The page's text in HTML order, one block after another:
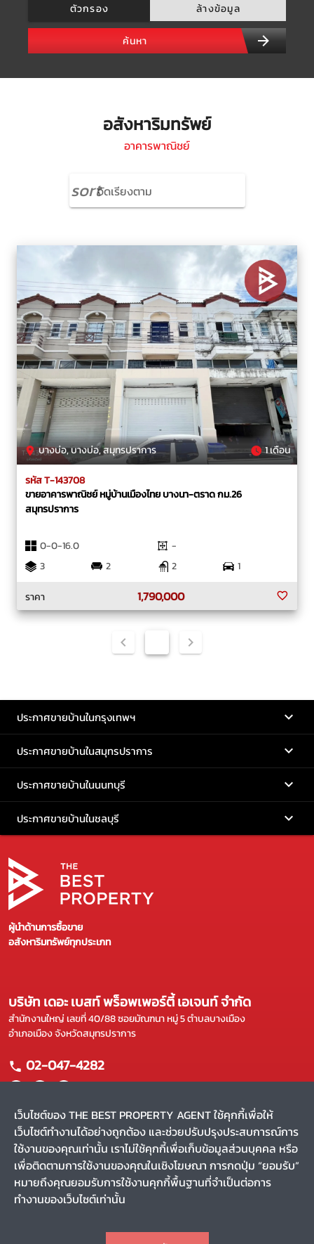
ตัวกรอง ล้างข้อมูล
ค้นหา
อสังหาริมทรัพย์
อาคารพาณิชย์
sortจัดเรียงตาม
บางบ่อ, บางบ่อ, สมุทรปราการ 1 เดือน
รหัส T-143708
ขายอาคารพาณิชย์ หมู่บ้านเมืองไทย บางนา-ตราด กม.26
สมุทรปราการ
0-0-16.0
-
3
2 2
1
ราคา
1,790,000
ประกาศขายบ้านในกรุงเทพฯ
ประกาศขายบ้านในสมุทรปราการ
ประกาศขายบ้านในนนทบุรี
ประกาศขายบ้านในชลบุรี
ผู้นำด้านการซื้อขาย
อสังหาริมทรัพย์ทุกประเภท
บริษัท เดอะ เบสท์ พร็อพเพอร์ตี้ เอเจนท์ จำกัด
สำนักงานใหญ่ เลขที่ 40/88 ซอยมัณฑนา หมู่ 5 ตำบลบางเมือง
อำเภอเมือง จังหวัดสมุทรปราการ
02-047-4282
แผนผังเว็บไซต์
หน้าหลัก
บริการของเรา
ขาย
ผลงานของเรา
เช่า
ค้นหาตัวแทน
เว็บไซต์ของ THE BEST PROPERTY AGENT ใช้คุกกี้เพื่อให้
เว็บไซต์ทำงานได้อย่างถูกต้อง และช่วยปรับปรุงประสบการณ์การ
ใช้งานของคุณเท่านั้น เราไม่ใช้คุกกี้เพื่อเก็บข้อมูลส่วนบุคคล หรือ
เพื่อติดตามการใช้งานของคุณในเชิงโฆษณา การกดปุ่ม “ยอมรับ”
หมายถึงคุณยอมรับการใช้งานคุกกี้พื้นฐานที่จำเป็นต่อการ
ทำงานของเว็บไซต์เท่านั้น